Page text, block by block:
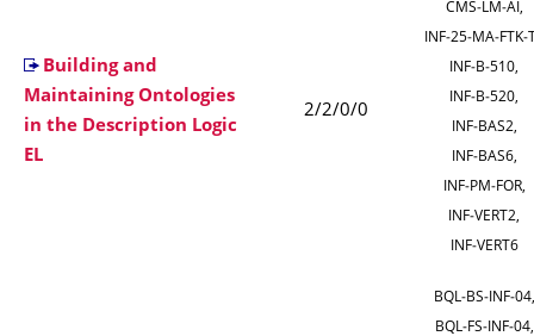
Building and
Maintaining Ontologies
in the Description Logic
EL
2/2/0/0
CMS‑LM‑AI,
INF‑B‑510,
INF‑B‑520,
INF‑BAS2,
INF‑BAS6,
INF‑PM‑FOR,
INF‑VERT2,
INF‑VERT6
BQL‑BS‑INF‑04,
BQL‑FS‑INF‑04,